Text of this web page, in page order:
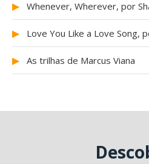
▶ Whenever, Wherever, por
▶ Love You Like a Love Song,
▶ As trilhas de Marcus Viana